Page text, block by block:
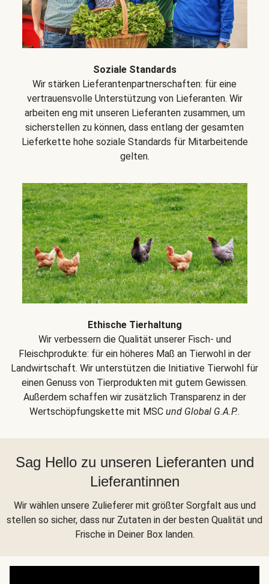
Soziale Standards
Wir stärken Lieferantenpartnerschaften: für eine
vertrauensvolle Unterstützung von Lieferanten. Wir
arbeiten eng mit unseren Lieferanten zusammen, um
sicherstellen zu können, dass entlang der gesamten
Lieferkette hohe soziale Standards für Mitarbeitende
gelten.
Ethische Tierhaltung
Wir verbessern die Qualität unserer Fisch- und
Fleischprodukte: für ein höheres Maß an Tierwohl in der
Landwirtschaft. Wir unterstützen die Initiative Tierwohl für
einen Genuss von Tierprodukten mit gutem Gewissen.
Außerdem schaffen wir zusätzlich Transparenz in der
Wertschöpfungskette mit MSC und Global G.A.P..
Sag Hello zu unseren Lieferanten und
Lieferantinnen
Wir wählen unsere Zulieferer mit größter Sorgfalt aus und
stellen so sicher, dass nur Zutaten in der besten Qualität und
Frische in Deiner Box landen.